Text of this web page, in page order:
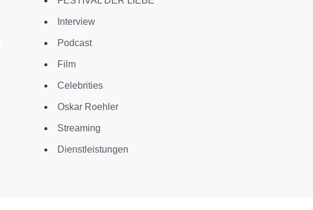
Interview
Podcast
Film
Celebrities
Oskar Roehler
Streaming
Dienstleistungen